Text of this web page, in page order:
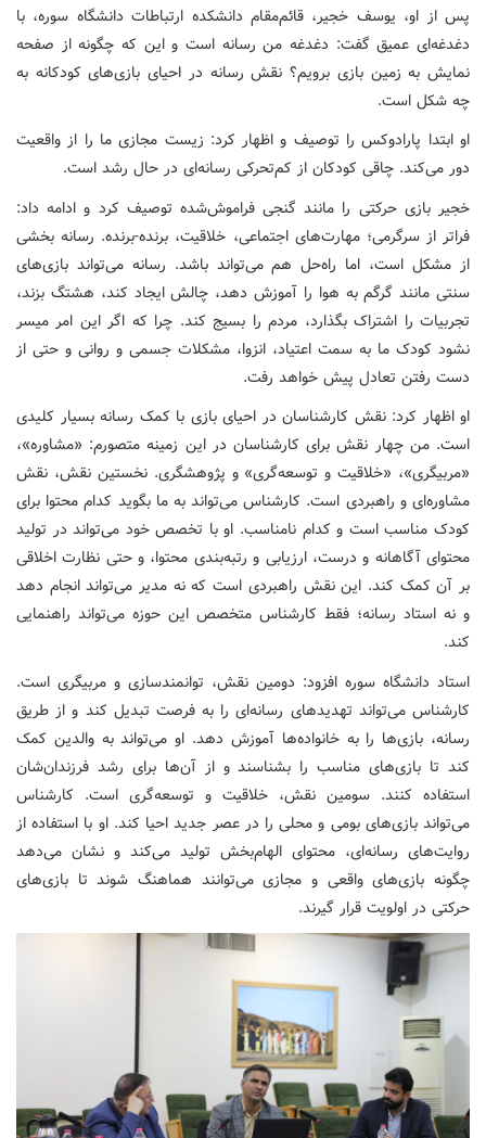
پس از او، یوسف خجیر، قائم‌مقام دانشکده ارتباطات دانشگاه سوره، با
دغدغه‌ای عمیق گفت: دغدغه من رسانه‌ است و این که چگونه از صفحه
نمایش به زمین بازی برویم؟ نقش رسانه در احیای بازی‌های کودکانه به
چه شکل است.
او ابتدا پارادوکس را توصیف و اظهار کرد: زیست مجازی ما را از واقعیت
دور می‌کند. چاقی کودکان از کم‌تحرکی رسانه‌ای در حال رشد است.
خجیر بازی حرکتی را مانند گنجی فراموش‌شده توصیف کرد و ادامه داد:
فراتر از سرگرمی؛ مهارت‌های اجتماعی، خلاقیت، برنده-برنده. رسانه بخشی
از مشکل است، اما راه‌حل هم می‌تواند باشد. رسانه می‌تواند بازی‌های
سنتی مانند گرگم به هوا را آموزش دهد، چالش ایجاد کند، هشتگ بزند،
تجربیات را اشتراک بگذارد، مردم را بسیج کند. چرا که اگر این امر میسر
نشود کودک ما به سمت اعتیاد، انزوا، مشکلات جسمی و روانی و حتی از
دست رفتن تعادل پیش خواهد رفت.
او اظهار کرد: نقش کارشناسان در احیای بازی با کمک رسانه بسیار کلیدی
است. من چهار نقش برای کارشناسان در این زمینه متصورم: «مشاوره»،
«مربیگری»، «خلاقیت و توسعه‌گری» و پژوهشگری. نخستین نقش، نقش
مشاوره‌ای و راهبردی است. کارشناس می‌تواند به ما بگوید کدام محتوا برای
کودک مناسب است و کدام نامناسب. او با تخصص خود می‌تواند در تولید
محتوای آگاهانه و درست، ارزیابی و رتبه‌بندی محتوا، و حتی نظارت اخلاقی
بر آن کمک کند. این نقش راهبردی است که نه مدیر می‌تواند انجام دهد
و نه استاد رسانه؛ فقط کارشناس متخصص این حوزه می‌تواند راهنمایی
کند.
استاد دانشگاه سوره افزود: دومین نقش، توانمندسازی و مربیگری است.
کارشناس می‌تواند تهدیدهای رسانه‌ای را به فرصت تبدیل کند و از طریق
رسانه، بازی‌ها را به خانواده‌ها آموزش دهد. او می‌تواند به والدین کمک
کند تا بازی‌های مناسب را بشناسند و از آن‌ها برای رشد فرزندان‌شان
استفاده کنند. سومین نقش، خلاقیت و توسعه‌گری است. کارشناس
می‌تواند بازی‌های بومی و محلی را در عصر جدید احیا کند. او با استفاده از
روایت‌های رسانه‌ای، محتوای الهام‌بخش تولید می‌کند و نشان می‌دهد
چگونه بازی‌های واقعی و مجازی می‌توانند هماهنگ شوند تا بازی‌های
حرکتی در اولویت قرار گیرند.